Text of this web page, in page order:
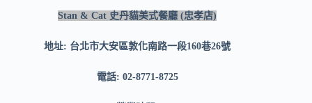
Stan & Cat 史丹貓美式餐廳 (忠孝店)
地址: 台北市大安區敦化南路一段160巷26號
電話: 02-8771-8725